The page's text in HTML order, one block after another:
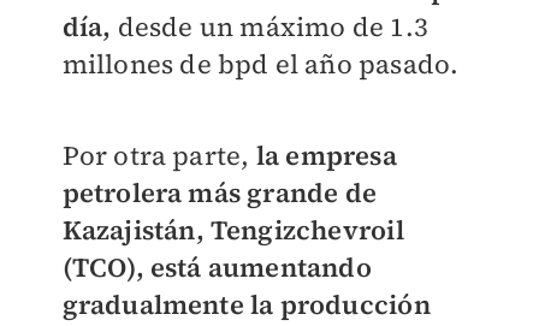
día, desde un máximo de 1.3
millones de bpd el año pasado.
Por otra parte, la empresa
petrolera más grande de
Kazajistán, Tengizchevroil
(TCO), está aumentando
gradualmente la producción